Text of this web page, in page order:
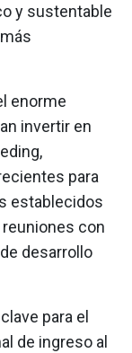
y sustentable
enorme
invertir en
para
establecidos
con
desarrollo
para el
de ingreso al